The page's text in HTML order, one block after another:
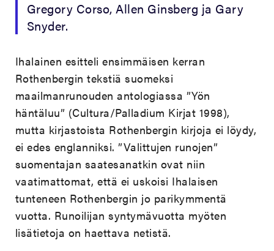
Gregory Corso, Allen Ginsberg ja Gary
Snyder.
Ihalainen esitteli ensimmäisen kerran
Rothenbergin tekstiä suomeksi
maailmanrunouden antologiassa ”Yön
häntäluu” (Cultura/Palladium Kirjat 1998),
mutta kirjastoista Rothenbergin kirjoja ei löydy,
ei edes englanniksi. ”Valittujen runojen”
suomentajan saatesanatkin ovat niin
vaatimattomat, että ei uskoisi Ihalaisen
tunteneen Rothenbergin jo parikymmentä
vuotta. Runoilijan syntymävuotta myöten
lisätietoja on haettava netistä.